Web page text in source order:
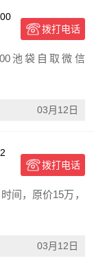
拨打电话
池袋自取微信
03月12日
拨打电话
间，原价15万，
03月12日